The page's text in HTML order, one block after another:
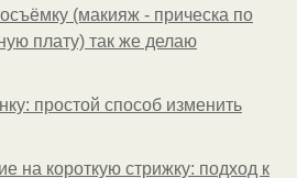
(макияж - прическа по
плату) так же делаю
простой способ изменить
на короткую стрижку: подход к